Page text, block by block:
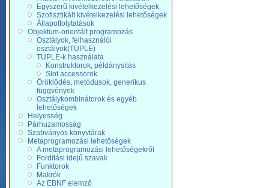
Egyszerű kivételkezelési lehetőségek
Szofisztikált kivételkezelési lehetőségek
Állapotfolytatások
Objektum-orientált programozás
Osztályok, felhasználói
osztályok(TUPLE)
TUPLE-k használata
Konstruktorok, példánysítás
Slot accessorok
Öröklődés, metódusok, generikus
függvények
Osztálykombinátorok és egyéb
lehetőségek
Helyesség
Párhuzamosság
Szabványos könyvtárak
Metaprogramozási lehetőségek
A metaprogramozási lehetőségekről
Fordítási idejű szavak
Funktorok
Makrók
Az EBNF elemző